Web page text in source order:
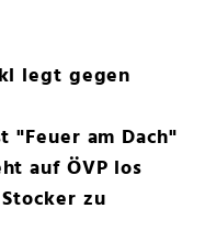
legt gegen
"Feuer am Dach"
auf ÖVP los
zu